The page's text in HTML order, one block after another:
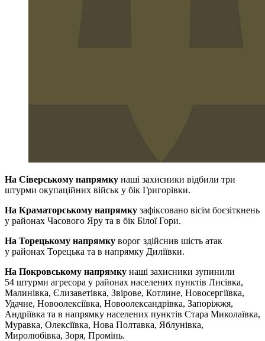
На Сіверському напрямку наші захисники відбили три
штурми окупаційних військ у бік Григорівки.
На Краматорському напрямку зафіксовано вісім боєзіткнень
у районах Часового Яру та в бік Білої Гори.
На Торецькому напрямку ворог здійснив шість атак
у районах Торецька та в напрямку Диліївки.
На Покровському напрямку наші захисники зупинили
54 штурми агресора у районах населених пунктів Лисівка,
Малинівка, Єлизаветівка, Звірове, Котлине, Новосергіївка,
Удачне, Новоолексіївка, Новоолександрівка, Запоріжжя,
Андріївка та в напрямку населених пунктів Стара Миколаївка,
Муравка, Олексіївка, Нова Полтавка, Яблунівка,
Миролюбівка, Зоря, Промінь.